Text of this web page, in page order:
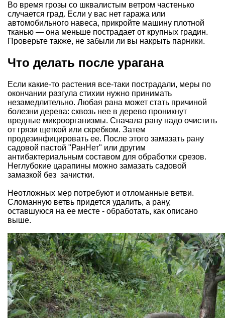
Во время грозы со шквалистым ветром частенько
случается град. Если у вас нет гаража или
автомобильного навеса, прикройте машину плотной
тканью — она меньше пострадает от крупных градин.
Проверьте также, не забыли ли вы накрыть парники.
Что делать после урагана
Если какие-то растения все-таки пострадали, меры по
окончании разгула стихии нужно принимать
незамедлительно. Любая рана может стать причиной
болезни дерева: сквозь нее в дерево проникнут
вредные микроорганизмы. Сначала рану надо очистить
от грязи щеткой или скребком. Затем
продезинфицировать ее. После этого замазать рану
садовой пастой "РанНет" или другим
антибактериальным составом для обработки срезов.
Неглубокие царапины можно замазать садовой
замазкой без зачистки.
Неотложных мер потребуют и отломанные ветви.
Сломанную ветвь придется удалить, а рану,
оставшуюся на ее месте - обработать, как описано
выше.